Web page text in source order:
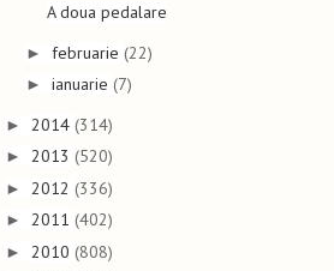
A doua pedalare
► februarie (22)
► ianuarie (7)
► 2014 (314)
► 2013 (520)
► 2012 (336)
► 2011 (402)
► 2010 (808)